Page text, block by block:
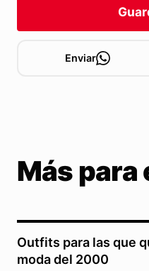
Enviar
Más para
Outfits para las que
moda del 2000